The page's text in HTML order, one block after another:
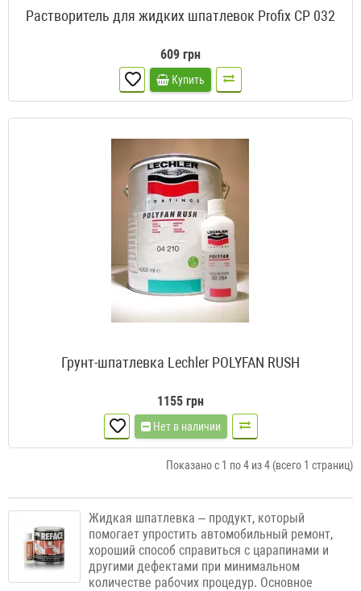
Растворитель для жидких шпатлевок Profix CP 032
609 грн
Купить
Грунт-шпатлевка Lechler POLYFAN RUSH
1155 грн
Нет в наличии
Показано с 1 по 4 из 4 (всего 1 страниц)
Жидкая шпатлевка – продукт, который
помогает упростить автомобильный ремонт,
хороший способ справиться с царапинами и
другими дефектами при минимальном
количестве рабочих процедур. Основное